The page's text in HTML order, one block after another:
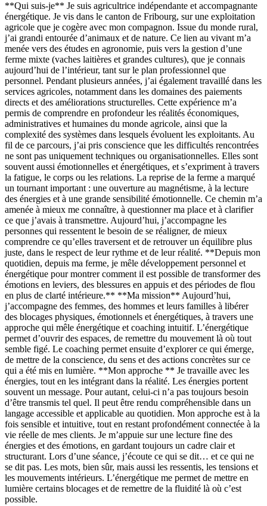
**Qui suis-je** Je suis agricultrice indépendante et accompagnante
énergétique. Je vis dans le canton de Fribourg, sur une exploitation
agricole que je cogère avec mon compagnon. Issue du monde rural,
j’ai grandi entourée d’animaux et de nature. Ce lien au vivant m’a
menée vers des études en agronomie, puis vers la gestion d’une
ferme mixte (vaches laitières et grandes cultures), que je connais
aujourd’hui de l’intérieur, tant sur le plan professionnel que
personnel. Pendant plusieurs années, j’ai également travaillé dans les
services agricoles, notamment dans les domaines des paiements
directs et des améliorations structurelles. Cette expérience m’a
permis de comprendre en profondeur les réalités économiques,
administratives et humaines du monde agricole, ainsi que la
complexité des systèmes dans lesquels évoluent les exploitants. Au
fil de ce parcours, j’ai pris conscience que les difficultés rencontrées
ne sont pas uniquement techniques ou organisationnelles. Elles sont
souvent aussi émotionnelles et énergétiques, et s’expriment à travers
la fatigue, le corps ou les relations. La reprise de la ferme a marqué
un tournant important : une ouverture au magnétisme, à la lecture
des énergies et à une grande sensibilité émotionnelle. Ce chemin m’a
amenée à mieux me connaître, à questionner ma place et à clarifier
ce que j’avais à transmettre. Aujourd’hui, j’accompagne les
personnes qui ressentent le besoin de se réaligner, de mieux
comprendre ce qu’elles traversent et de retrouver un équilibre plus
juste, dans le respect de leur rythme et de leur réalité. **Depuis mon
quotidien, depuis ma ferme, je mêle développement personnel et
énergétique pour montrer comment il est possible de transformer des
émotions en leviers, des blessures en appuis et des périodes de flou
en plus de clarté intérieure.** **Ma mission** Aujourd’hui,
j’accompagne des femmes, des hommes et leurs familles à libérer
des blocages physiques, émotionnels et énergétiques, à travers une
approche qui mêle énergétique et coaching intuitif. L’énergétique
permet d’ouvrir des espaces, de remettre du mouvement là où tout
semble figé. Le coaching permet ensuite d’explorer ce qui émerge,
de mettre de la conscience, du sens et des actions concrètes sur ce
qui a été mis en lumière. **Mon approche ** Je travaille avec les
énergies, tout en les intégrant dans la réalité. Les énergies portent
souvent un message. Pour autant, celui-ci n’a pas toujours besoin
d’être transmis tel quel. Il peut être rendu compréhensible dans un
langage accessible et applicable au quotidien. Mon approche est à la
fois sensible et intuitive, tout en restant profondément connectée à la
vie réelle de mes clients. Je m’appuie sur une lecture fine des
énergies et des émotions, en gardant toujours un cadre clair et
structurant. Lors d’une séance, j’écoute ce qui se dit… et ce qui ne
se dit pas. Les mots, bien sûr, mais aussi les ressentis, les tensions et
les mouvements intérieurs. L’énergétique me permet de mettre en
lumière certains blocages et de remettre de la fluidité là où c’est
possible.